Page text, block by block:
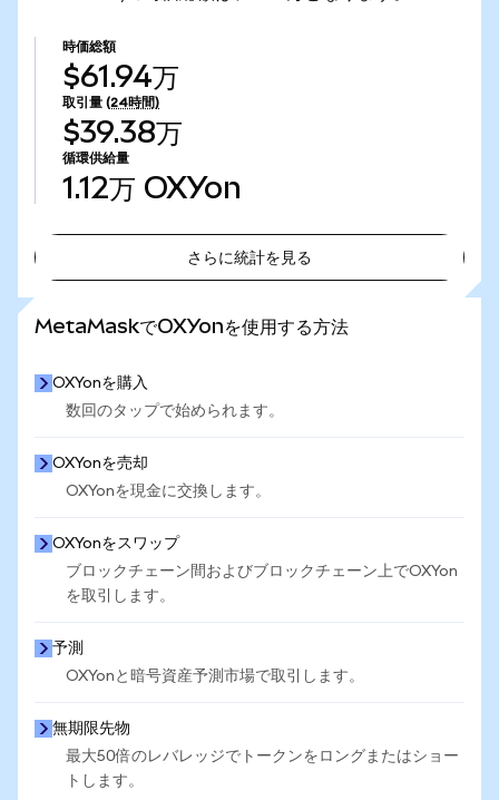
時価総額
$61.94万
取引量 (24時間)
$39.38万
循環供給量
1.12万 OXYon
さらに統計を見る
MetaMaskでOXYonを使用する方法
OXYonを購入
数回のタップで始められます。
OXYonを売却
OXYonを現金に交換します。
OXYonをスワップ
ブロックチェーン間およびブロックチェーン上でOXYon
を取引します。
予測
OXYonと暗号資産予測市場で取引します。
無期限先物
最大50倍のレバレッジでトークンをロングまたはショー
トします。